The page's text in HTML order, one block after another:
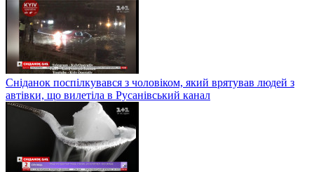
Сніданок поспілкувався з чоловіком, який врятував людей з
автівки, що вилетіла в Русанівський канал